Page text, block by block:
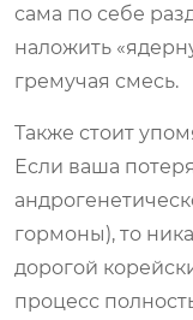
сама по себе
наложить
гремучая смесь.
Также стоит
Если ваша
гормоны), то
дорогой
процесс